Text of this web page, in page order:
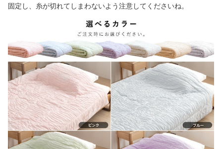
固定し、糸が切れてしまわないよう注意してくださいね。